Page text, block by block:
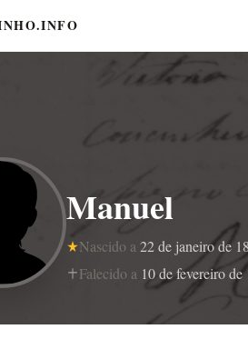
Manuel
Nascido a 22 de janeiro de
Falecido a 10 de fevereiro